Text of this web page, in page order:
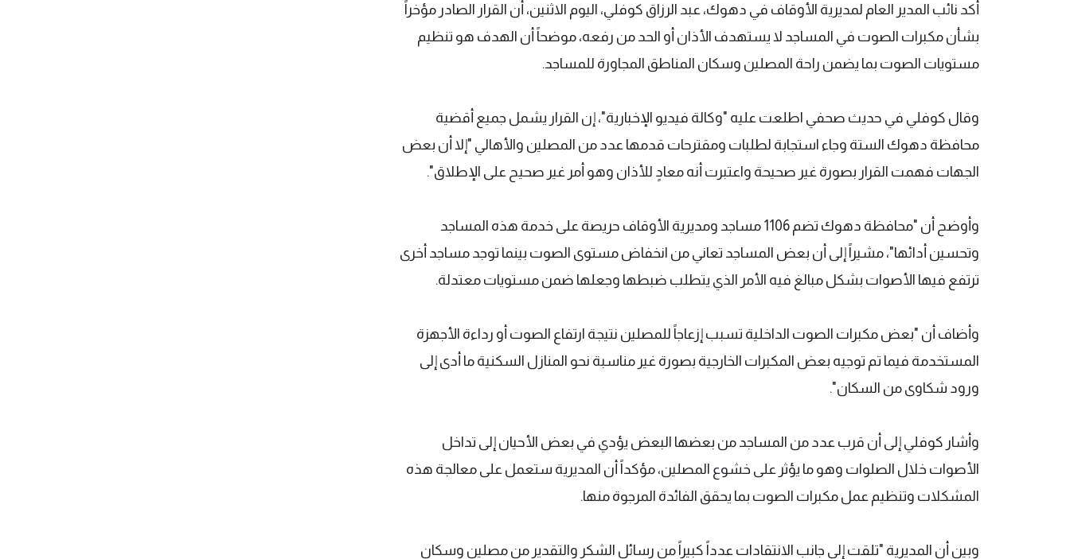
أكد نائب المدير العام لمديرية الأوقاف في دهوك، عبد الرزاق كوفلي، اليوم الاثنين، أن القرار الصادر مؤخراً
بشأن مكبرات الصوت في المساجد لا يستهدف الأذان أو الحد من رفعه، موضحاً أن الهدف هو تنظيم
مستويات الصوت بما يضمن راحة المصلين وسكان المناطق المجاورة للمساجد.
وقال كوفلي في حديث صحفي اطلعت عليه "وكالة فيديو الإخبارية"، إن القرار يشمل جميع أقضية
محافظة دهوك الستة وجاء استجابة لطلبات ومقترحات قدمها عدد من المصلين والأهالي "إلا أن بعض
الجهات فهمت القرار بصورة غير صحيحة واعتبرت أنه معادٍ للأذان وهو أمر غير صحيح على الإطلاق".
وأوضح أن "محافظة دهوك تضم 1106 مساجد ومديرية الأوقاف حريصة على خدمة هذه المساجد
وتحسين أدائها"، مشيراً إلى أن بعض المساجد تعاني من انخفاض مستوى الصوت بينما توجد مساجد أخرى
ترتفع فيها الأصوات بشكل مبالغ فيه الأمر الذي يتطلب ضبطها وجعلها ضمن مستويات معتدلة.
وأضاف أن "بعض مكبرات الصوت الداخلية تسبب إزعاجاً للمصلين نتيجة ارتفاع الصوت أو رداءة الأجهزة
المستخدمة فيما تم توجيه بعض المكبرات الخارجية بصورة غير مناسبة نحو المنازل السكنية ما أدى إلى
ورود شكاوى من السكان".
وأشار كوفلي إلى أن قرب عدد من المساجد من بعضها البعض يؤدي في بعض الأحيان إلى تداخل
الأصوات خلال الصلوات وهو ما يؤثر على خشوع المصلين، مؤكداً أن المديرية ستعمل على معالجة هذه
المشكلات وتنظيم عمل مكبرات الصوت بما يحقق الفائدة المرجوة منها.
وبين أن المديرية "تلقت إلى جانب الانتقادات عدداً كبيراً من رسائل الشكر والتقدير من مصلين وسكان